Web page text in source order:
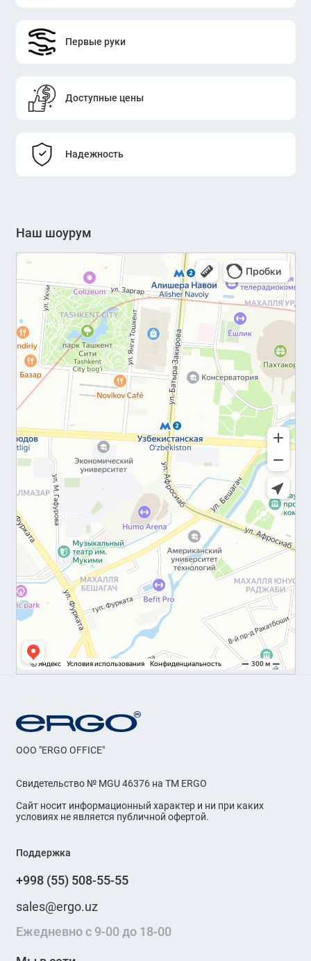
Первые руки
Доступные цены
Надежность
Наш шоурум
OOO "ERGO OFFICE"
Свидетельство № MGU 46376 на ТМ ERGO
Сайт носит информационный характер и ни при каких
условиях не является публичной офертой.
Поддержка
+998 (55) 508-55-55
sales@ergo.uz
Ежедневно с 9-00 до 18-00